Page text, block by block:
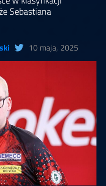
Sebastiana
10 maja, 2025